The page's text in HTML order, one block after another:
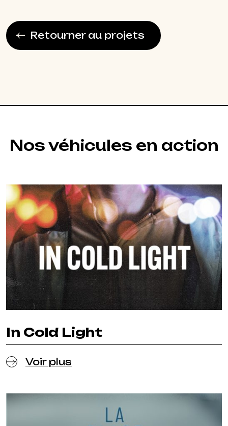
Retourner au projets
Nos véhicules en action
In Cold Light
Voir plus